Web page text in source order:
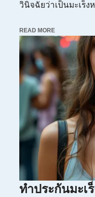
วินิจฉัยว่าเป็นมะเร็ง
READ MORE
ทำประกันมะเ